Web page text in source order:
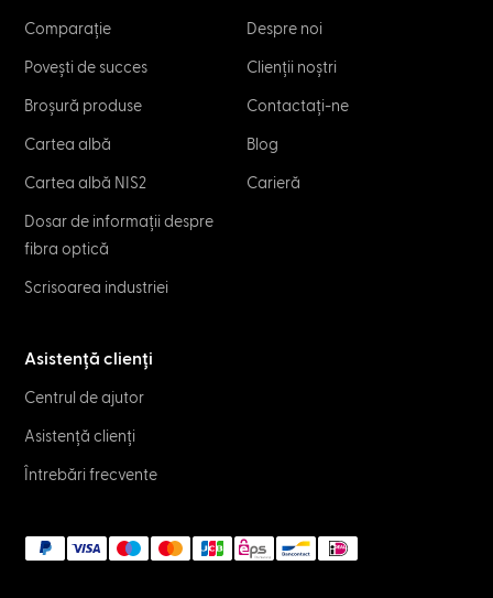
Comparație
Povești de succes
Broșură produse
Cartea albă
Cartea albă NIS2
Dosar de informații despre
fibra optică
Scrisoarea industriei
Despre noi
Clienții noștri
Contactați-ne
Blog
Carieră
Asistență clienți
Centrul de ajutor
Asistență clienți
Întrebări frecvente